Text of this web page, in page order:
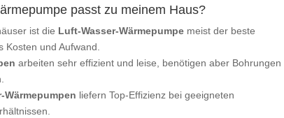
passt zu meinem Haus?
ist die Luft‑Wasser‑Wärmepumpe meist der beste
Kosten und Aufwand.
arbeiten sehr effizient und leise, benötigen aber Bohrungen
liefern Top‑Effizienz bei geeigneten